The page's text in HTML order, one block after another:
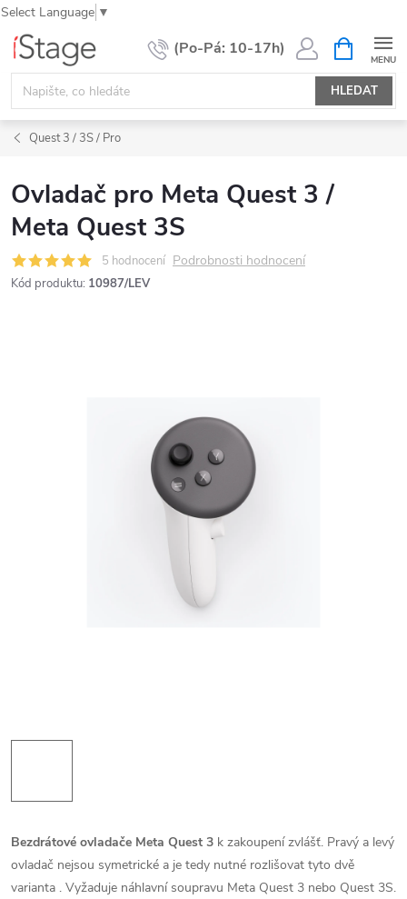
Select Language ▼
Přejít
obsah
HLEDAT
NÁKUPNÍ
KOŠÍK
Quest 3 / 3S / Pro
Ovladač pro Meta Quest 3 /
Meta Quest 3S
5 hodnocení Podrobnosti hodnocení
Kód produktu: 10987/LEV
Bezdrátové ovladače Meta Quest 3 k zakoupení zvlášť. Pravý a levý
ovladač nejsou symetrické a je tedy nutné rozlišovat tyto dvě
varianta . Vyžaduje náhlavní soupravu Meta Quest 3 nebo Quest 3S.